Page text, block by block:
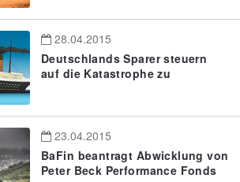
28.04.2015
Deutschlands Sparer steuern
auf die Katastrophe zu
23.04.2015
BaFin beantragt Abwicklung von
Peter Beck Performance Fonds